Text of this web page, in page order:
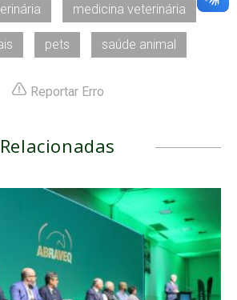
medicina veterinária
pets saúde animal
Reportar Erro
Relacionadas